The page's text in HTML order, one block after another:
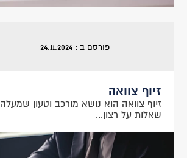
פורסם ב : 24.11.2024
זיוף צוואה
זיוף צוואה הוא נושא מורכב וטעון שמעלה
שאלות על רצון...